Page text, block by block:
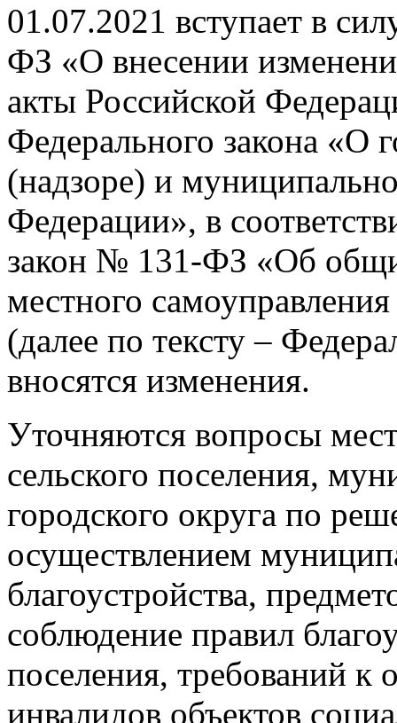
01.07.2021 вступает в
ФЗ «О внесении
акты Российской
Федерального закона «О
(надзоре) и
Федерации», в
закон № 131-ФЗ «Об
местного
(далее по тексту –
вносятся изменения.
Уточняются вопросы
сельского поселения,
городского округа по
осуществлением
благоустройства,
соблюдение правил
поселения, требований к
инвалидов объектов